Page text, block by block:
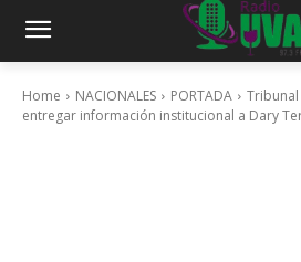
Home NACIONALES PORTADA
entregar información institucional a Dary